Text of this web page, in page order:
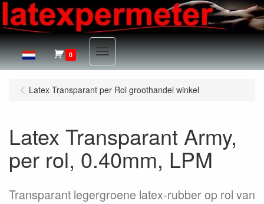
0 Menu
Latex Transparant per Rol groothandel winkel
Latex Transparant Army,
per rol, 0.40mm, LPM
Transparant legergroene latex-rubber op rol van